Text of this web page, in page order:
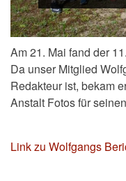
Am 21. Mai fand der
Da unser Mitglied
Redakteur ist, bekam
Anstalt Fotos für
Link zu Wolfgangs